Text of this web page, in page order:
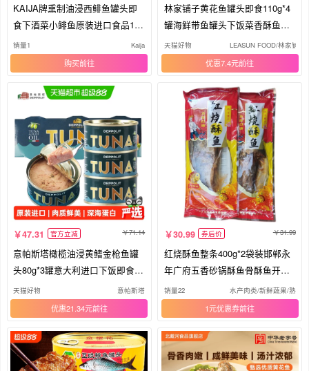
KAIJA牌熏制油浸西鲱鱼罐头即
食下酒菜小鲱鱼原装进口食品160
克
销量1 Kaija
购买
林家铺子黄花鱼罐头即食110g*4
罐海鲜带鱼罐头下饭菜香酥鱼肉
罐头
天猫好物 LEASUN FOOD/林家铺子
优惠7.4元
47.31 官方立减 71.14
意帕斯塔橄榄油浸黄鳍金枪鱼罐
头80g*3罐意大利进口下饭即食罐
头
天猫好物 意帕斯塔
优惠21.34元
30.99 券后价 31.99
红烧酥鱼整条400g*2袋装邯郸永
年广府五香砂锅酥鱼骨酥鱼开袋
即食
销量22 水产肉类/新鲜蔬果/熟食
1元优惠券